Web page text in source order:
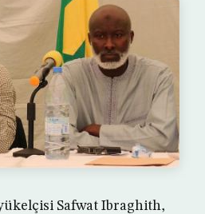
Safwat Ibraghith,